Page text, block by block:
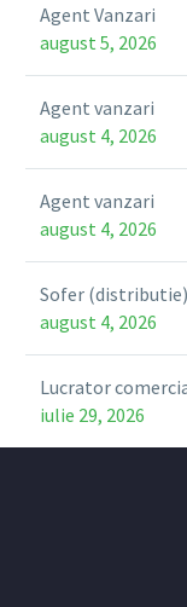
Agent Vanzari
august 5, 2026
Agent vanzari
august 4, 2026
Agent vanzari
august 4, 2026
Sofer
august 4, 2026
Lucrator
iulie 29, 2026